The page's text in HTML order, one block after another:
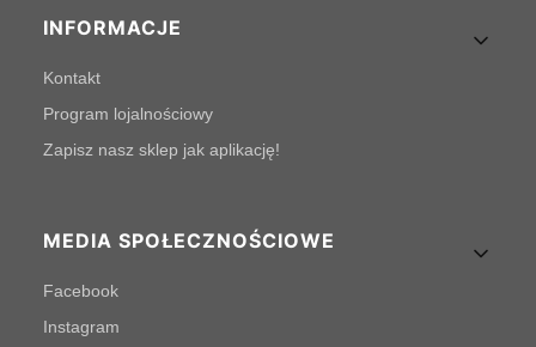
INFORMACJE
Kontakt
Program lojalnościowy
Zapisz nasz sklep jak aplikację!
MEDIA SPOŁECZNOŚCIOWE
Facebook
Instagram